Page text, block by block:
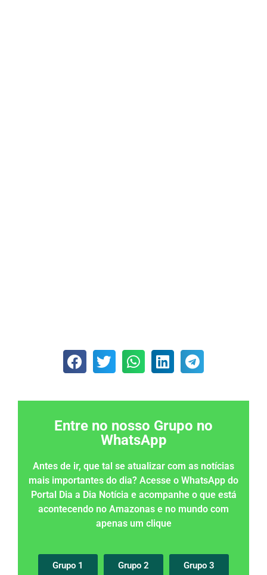
Entre no nosso Grupo no
WhatsApp
Antes de ir, que tal se atualizar com as notícias
mais importantes do dia? Acesse o WhatsApp do
Portal Dia a Dia Notícia e acompanhe o que está
acontecendo no Amazonas e no mundo com
apenas um clique
Grupo 1 Grupo 2 Grupo 3